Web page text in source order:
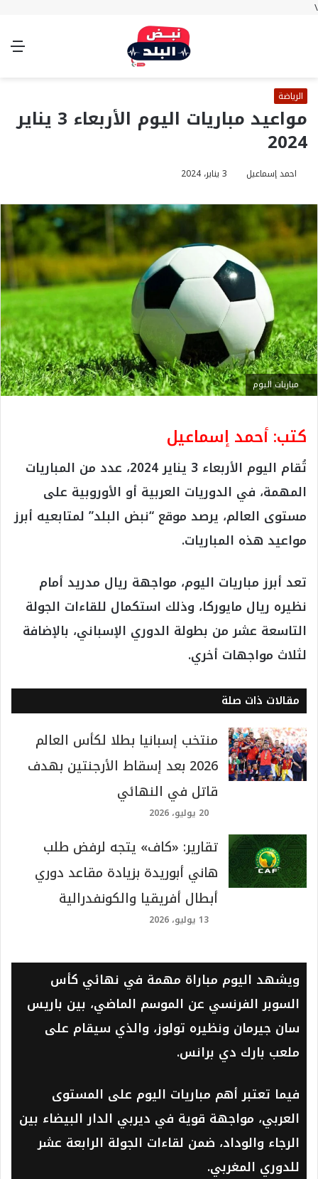
\
الوضع
الرياضة
مواعيد مباريات اليوم الأربعاء 3 يناير
2024
احمد إسماعيل 3 يناير، 2024
مباريات اليوم
كتب: أحمد إسماعيل
تُقام اليوم الأربعاء 3 يناير 2024، عدد من المباريات
المهمة، في الدوريات العربية أو الأوروبية على
مستوى العالم، يرصد موقع “نبض البلد” لمتابعيه أبرز
مواعيد هذه المباريات.
تعد أبرز مباريات اليوم، مواجهة ريال مدريد أمام
نظيره ريال مايوركا، وذلك استكمال للقاءات الجولة
التاسعة عشر من بطولة الدوري الإسباني، بالإضافة
لثلاث مواجهات أخري.
مقالات ذات صلة
منتخب إسبانيا بطلا لكأس العالم
2026 بعد إسقاط الأرجنتين بهدف
قاتل في النهائي
20 يوليو، 2026
تقارير: «كاف» يتجه لرفض طلب
هاني أبوريدة بزيادة مقاعد دوري
أبطال أفريقيا والكونفدرالية
13 يوليو، 2026
ويشهد اليوم مباراة مهمة في نهائي كأس
السوبر الفرنسي عن الموسم الماضي، بين باريس
سان جيرمان ونظيره تولوز، والذي سيقام على
ملعب بارك دي برانس.
فيما تعتبر أهم مباريات اليوم على المستوى
العربي، مواجهة قوية في ديربي الدار البيضاء بين
الرجاء والوداد، ضمن لقاءات الجولة الرابعة عشر
للدوري المغربي.